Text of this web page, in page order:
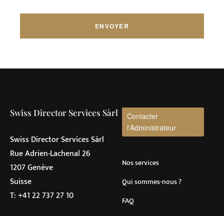
Swiss Director Services Sàrl
Swiss Director Services Sàrl
Rue Adrien-Lachenal 26
1207 Genève
Suisse
T:+41 22 737 27 10
Contacter
l'Administrateur
Nos services
Qui sommes-nous ?
FAQ